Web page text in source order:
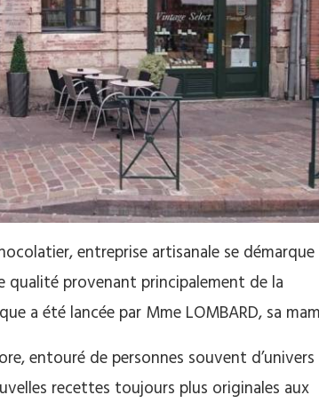
entreprise artisanale se
qualité provenant principalement de la
a été lancée par Mme LOMBARD, sa
entouré de personnes souvent d’univers
recettes toujours plus originales aux